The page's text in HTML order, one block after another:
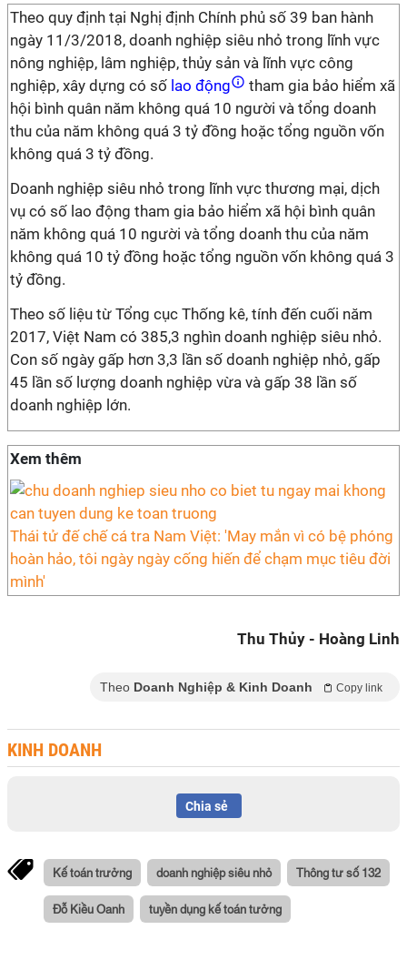
Theo quy định tại Nghị định Chính phủ số 39 ban hành
ngày 11/3/2018, doanh nghiệp siêu nhỏ trong lĩnh vực
nông nghiệp, lâm nghiệp, thủy sản và lĩnh vực công
nghiệp, xây dựng có số lao động
tham gia bảo hiểm xã
hội bình quân năm không quá 10 người và tổng doanh
thu của năm không quá 3 tỷ đồng hoặc tổng nguồn vốn
không quá 3 tỷ đồng.
Doanh nghiệp siêu nhỏ trong lĩnh vực thương mại, dịch
vụ có số lao động tham gia bảo hiểm xã hội bình quân
năm không quá 10 người và tổng doanh thu của năm
không quá 10 tỷ đồng hoặc tổng nguồn vốn không quá 3
tỷ đồng.
Theo số liệu từ Tổng cục Thống kê, tính đến cuối năm
2017, Việt Nam có 385,3 nghìn doanh nghiệp siêu nhỏ.
Con số ngày gấp hơn 3,3 lần số doanh nghiệp nhỏ, gấp
45 lần số lượng doanh nghiệp vừa và gấp 38 lần số
doanh nghiệp lớn.
Xem thêm
Thái tử đế chế cá tra Nam Việt: 'May mắn vì có bệ phóng
hoàn hảo, tôi ngày ngày cống hiến để chạm mục tiêu đời
mình'
Thu Thủy - Hoàng Linh
Theo Doanh Nghiệp & Kinh Doanh Copy link
KINH DOANH
Chia sẻ
Kế toán trưởng doanh nghiệp siêu nhỏ Thông tư số 132
Đỗ Kiều Oanh tuyền dụng kế toán tưởng